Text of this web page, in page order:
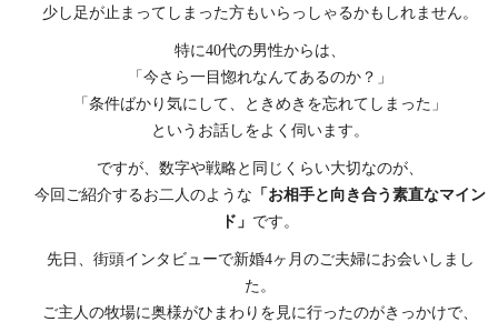
少し足が止まってしまった方もいらっしゃるかもしれません。
特に40代の男性からは、
「今さら一目惚れなんてあるのか？」
「条件ばかり気にして、ときめきを忘れてしまった」
というお話しをよく伺います。
ですが、数字や戦略と同じくらい大切なのが、
今回ご紹介するお二人のような 「お相手と向き合う素直なマイン
ド」 です。
先日、街頭インタビューで新婚4ヶ月のご夫婦にお会いしまし
た。
ご主人の牧場に奥様がひまわりを見に行ったのがきっかけで、